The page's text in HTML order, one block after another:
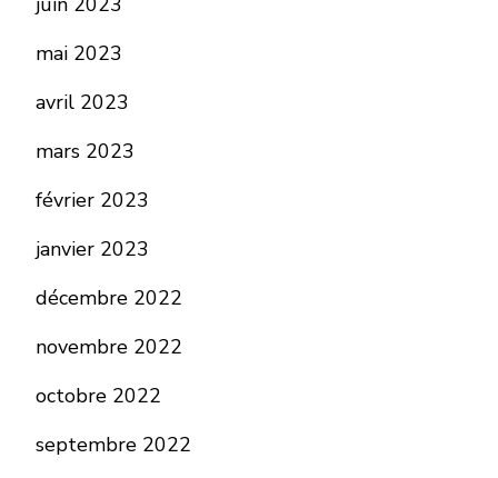
mai 2023
avril 2023
mars 2023
février 2023
janvier 2023
décembre 2022
novembre 2022
octobre 2022
septembre 2022